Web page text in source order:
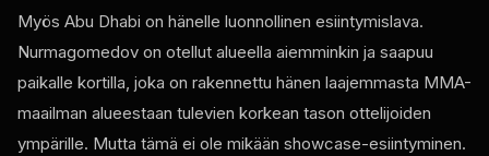
Myös Abu Dhabi on hänelle luonnollinen esiintymislava.
Nurmagomedov on otellut alueella aiemminkin ja saapuu
paikalle kortilla, joka on rakennettu hänen laajemmasta MMA-
maailman alueestaan ​​tulevien korkean tason ottelijoiden
ympärille. Mutta tämä ei ole mikään showcase-esiintyminen.